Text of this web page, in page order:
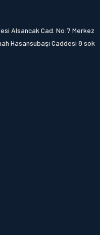
Alsancak Cad. No:7 Merkez
Hasansubaşı Caddesi 8 sok